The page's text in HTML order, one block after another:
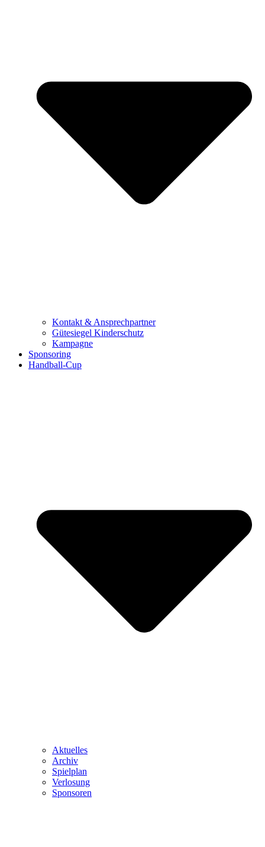
Kontakt & Ansprechpartner
Gütesiegel Kinderschutz
Kampagne
Sponsoring
Handball-Cup
Aktuelles
Archiv
Spielplan
Verlosung
Sponsoren